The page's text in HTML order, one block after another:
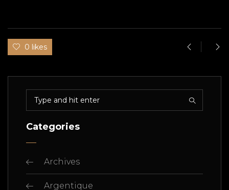
0 likes
Categories
Archives
Argentique